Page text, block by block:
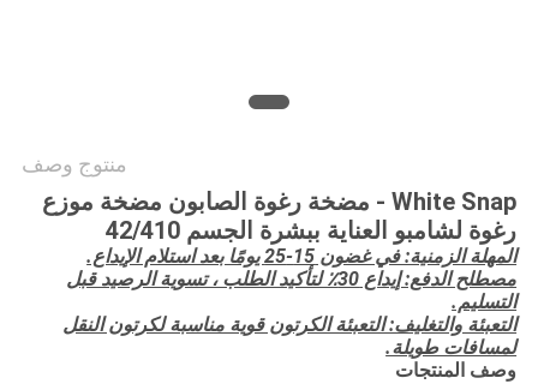
منتوج وصف
White Snap - مضخة رغوة الصابون مضخة موزع
رغوة لشامبو العناية ببشرة الجسم 42/410
المهلة الزمنية: في غضون 15-25 يومًا بعد استلام الإيداع.
مصطلح الدفع: إيداع 30٪ لتأكيد الطلب ، تسوية الرصيد قبل
التسليم.
التعبئة والتغليف: التعبئة الكرتون قوية مناسبة لكرتون النقل
لمسافات طويلة.
وصف المنتجات